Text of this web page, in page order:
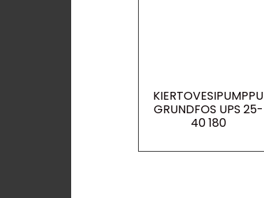
KIERTOVESIPUMPPU
GRUNDFOS UPS 25-
40 180